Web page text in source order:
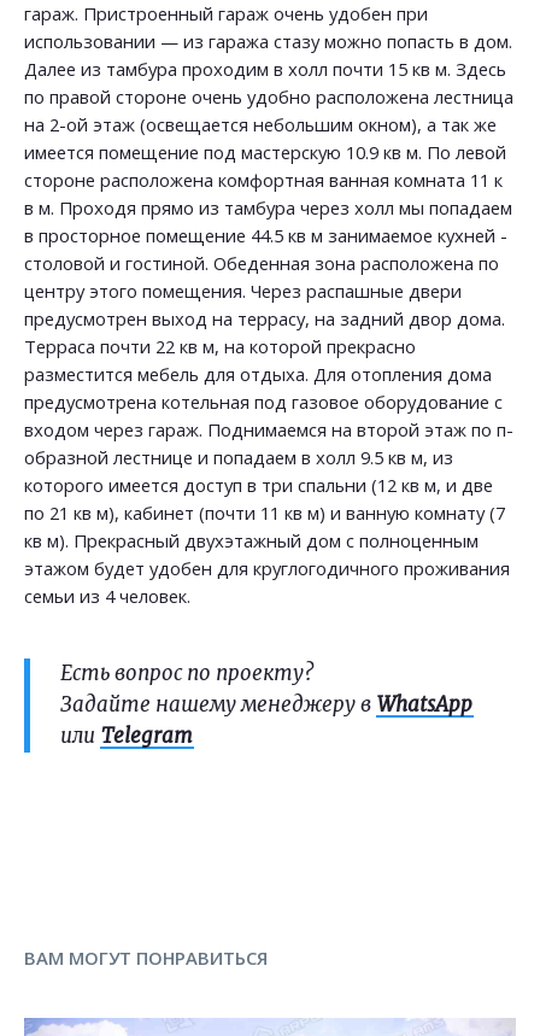
гараж. Пристроенный гараж очень удобен при
использовании — из гаража стазу можно попасть в дом.
Далее из тамбура проходим в холл почти 15 кв м. Здесь
по правой стороне очень удобно расположена лестница
на 2-ой этаж (освещается небольшим окном), а так же
имеется помещение под мастерскую 10.9 кв м. По левой
стороне расположена комфортная ванная комната 11 к
в м. Проходя прямо из тамбура через холл мы попадаем
в просторное помещение 44.5 кв м занимаемое кухней -
столовой и гостиной. Обеденная зона расположена по
центру этого помещения. Через распашные двери
предусмотрен выход на террасу, на задний двор дома.
Терраса почти 22 кв м, на которой прекрасно
разместится мебель для отдыха. Для отопления дома
предусмотрена котельная под газовое оборудование с
входом через гараж. Поднимаемся на второй этаж по п-
образной лестнице и попадаем в холл 9.5 кв м, из
которого имеется доступ в три спальни (12 кв м, и две
по 21 кв м), кабинет (почти 11 кв м) и ванную комнату (7
кв м). Прекрасный двухэтажный дом с полноценным
этажом будет удобен для круглогодичного проживания
семьи из 4 человек.
Есть вопрос по проекту?
Задайте нашему менеджеру в WhatsApp
или Telegram
ВАМ МОГУТ ПОНРАВИТЬСЯ